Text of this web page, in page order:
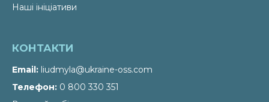
Наші ініціативи
КОНТАКТИ
Email liudmyla@ukraine-oss.com
Телефон 0 800 330 351